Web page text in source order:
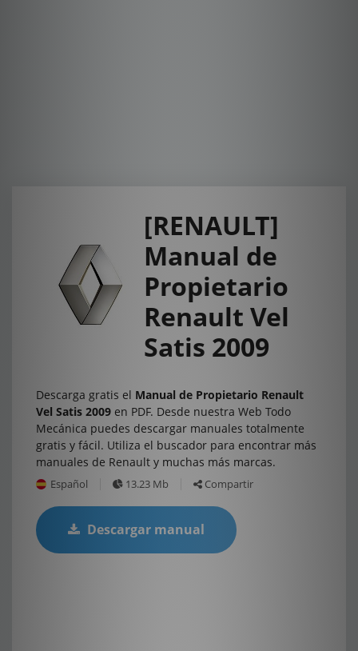
[RENAULT]
Manual de
Propietario
Renault Vel
Satis 2009
Descarga gratis el Manual de Propietario Renault
Vel Satis 2009 en PDF. Desde nuestra Web Todo
Mecánica puedes descargar manuales totalmente
gratis y fácil. Utiliza el buscador para encontrar más
manuales de Renault y muchas más marcas.
Español 13.23 Mb Compartir
Descargar manual